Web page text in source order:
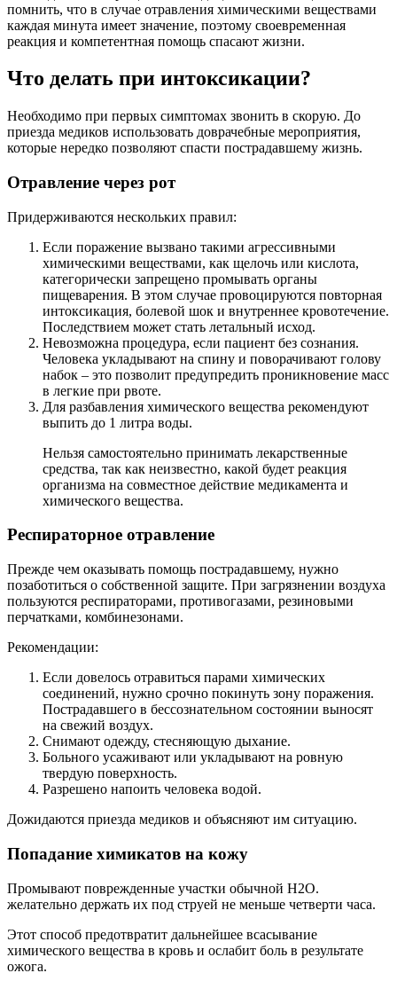
помнить, что в случае отравления химическими веществами
каждая минута имеет значение, поэтому своевременная
реакция и компетентная помощь спасают жизни.
Что делать при интоксикации?
Необходимо при первых симптомах звонить в скорую. До
приезда медиков использовать доврачебные мероприятия,
которые нередко позволяют спасти пострадавшему жизнь.
Отравление через рот
Придерживаются нескольких правил:
Если поражение вызвано такими агрессивными
химическими веществами, как щелочь или кислота,
категорически запрещено промывать органы
пищеварения. В этом случае провоцируются повторная
интоксикация, болевой шок и внутреннее кровотечение.
Последствием может стать летальный исход.
Невозможна процедура, если пациент без сознания.
Человека укладывают на спину и поворачивают голову
набок – это позволит предупредить проникновение масс
в легкие при рвоте.
Для разбавления химического вещества рекомендуют
выпить до 1 литра воды.
Нельзя самостоятельно принимать лекарственные
средства, так как неизвестно, какой будет реакция
организма на совместное действие медикамента и
химического вещества.
Респираторное отравление
Прежде чем оказывать помощь пострадавшему, нужно
позаботиться о собственной защите. При загрязнении воздуха
пользуются респираторами, противогазами, резиновыми
перчатками, комбинезонами.
Рекомендации:
Если довелось отравиться парами химических
соединений, нужно срочно покинуть зону поражения.
Пострадавшего в бессознательном состоянии выносят
на свежий воздух.
Снимают одежду, стесняющую дыхание.
Больного усаживают или укладывают на ровную
твердую поверхность.
Разрешено напоить человека водой.
Дожидаются приезда медиков и объясняют им ситуацию.
Попадание химикатов на кожу
Промывают поврежденные участки обычной Н2О.
желательно держать их под струей не меньше четверти часа.
Этот способ предотвратит дальнейшее всасывание
химического вещества в кровь и ослабит боль в результате
ожога.